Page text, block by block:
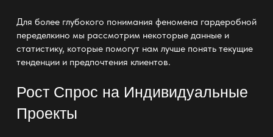
Для более глубокого понимания феномена гардеробной
переделкино мы рассмотрим некоторые данные и
статистику, которые помогут нам лучше понять текущие
тенденции и предпочтения клиентов.
Рост Спрос на Индивидуальные
Проекты